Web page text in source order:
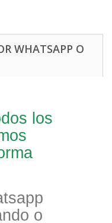
WHATSAPP O
los
o